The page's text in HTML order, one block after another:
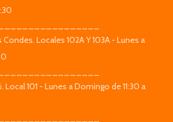
Locales 102A Y 103A - Lunes a
Local 101 - Lunes a Domingo de 11:30 a